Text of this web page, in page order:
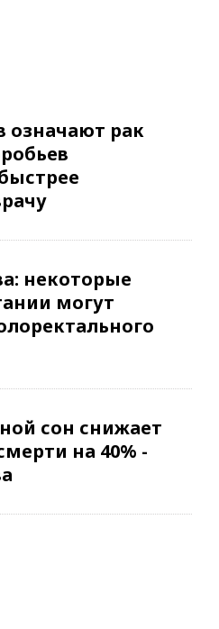
означают рак
некоторые
могут
сон снижает
на 40% -